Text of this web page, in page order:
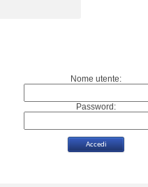
Nome utente:
Password: